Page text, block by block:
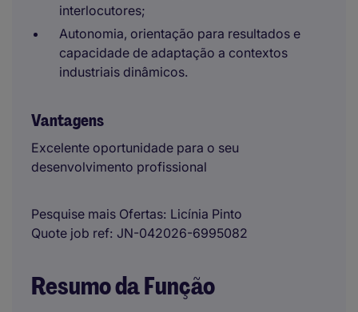
interlocutores;
Autonomia, orientação para resultados e
capacidade de adaptação a contextos
industriais dinâmicos.
Vantagens
Excelente oportunidade para o seu
desenvolvimento profissional
Pesquise mais Ofertas Licínia Pinto
Quote job ref JN-042026-6995082
Resumo da Função